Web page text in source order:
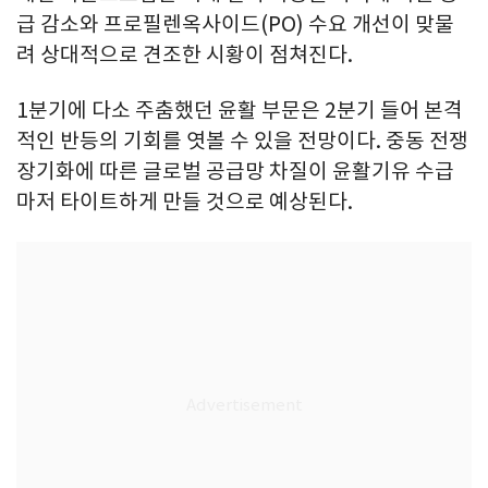
급 감소와 프로필렌옥사이드(PO) 수요 개선이 맞물
려 상대적으로 견조한 시황이 점쳐진다.
1분기에 다소 주춤했던 윤활 부문은 2분기 들어 본격
적인 반등의 기회를 엿볼 수 있을 전망이다. 중동 전쟁
장기화에 따른 글로벌 공급망 차질이 윤활기유 수급
마저 타이트하게 만들 것으로 예상된다.